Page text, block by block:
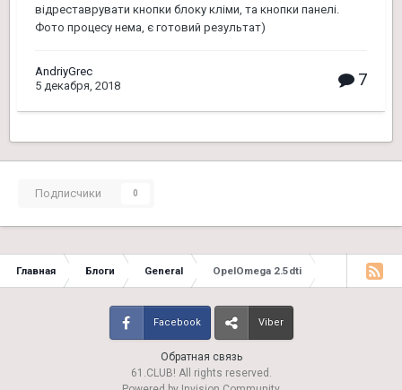
відреставрувати кнопки блоку кліми, та кнопки панелі.
Фото процесу нема, є готовий результат)
AndriyGrec
5 декабря, 2018
7
Подписчики 0
Главная Блоги General OpelOmega 2.5dti
Обратная связь
Facebook Viber
61.CLUB! All rights reserved.